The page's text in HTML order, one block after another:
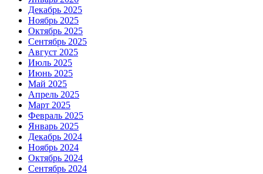
Декабрь 2025
Ноябрь 2025
Октябрь 2025
Сентябрь 2025
Август 2025
Июль 2025
Июнь 2025
Май 2025
Апрель 2025
Март 2025
Февраль 2025
Январь 2025
Декабрь 2024
Ноябрь 2024
Октябрь 2024
Сентябрь 2024